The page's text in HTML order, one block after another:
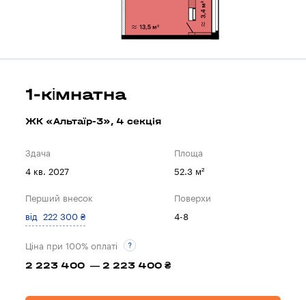
1-кімнатна
ЖК «Альтаїр-3», 4 секцiя
Здача
4 кв. 2027
Площа
52.3 м²
Перший внесок
від 222 300 ₴
Поверхи
4-8
Ціна при 100% оплаті
2 223 400 — 2 223 400 ₴